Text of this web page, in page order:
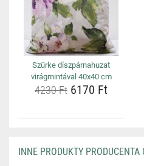
Szürke díszpárnahuzat
virágmintával 40x40 cm
4230 Ft 6170 Ft
INNE PRODUKTY PRODUCENTA